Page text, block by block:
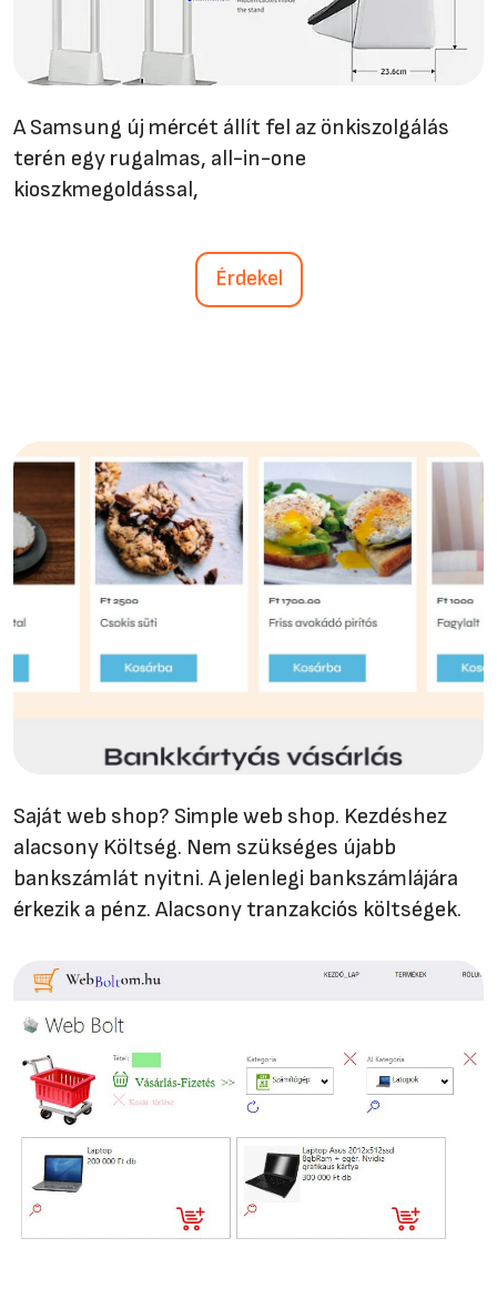
A Samsung új mércét állít fel az önkiszolgálás
terén egy rugalmas, all-in-one
kioszkmegoldással,
Érdekel
Saját web shop? Simple web shop. Kezdéshez
alacsony Költség. Nem szükséges újabb
bankszámlát nyitni. A jelenlegi bankszámlájára
érkezik a pénz. Alacsony tranzakciós költségek.